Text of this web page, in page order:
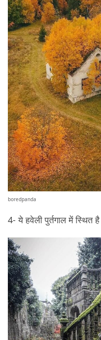
boredpanda
4- ये हवेली पुर्तगाल में स्थित है